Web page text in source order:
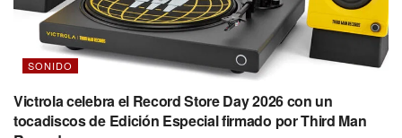
SONIDO
Victrola celebra el Record Store Day 2026 con un
tocadiscos de Edición Especial firmado por Third Man